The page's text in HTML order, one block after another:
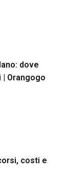
dove
Orangogo
costi e